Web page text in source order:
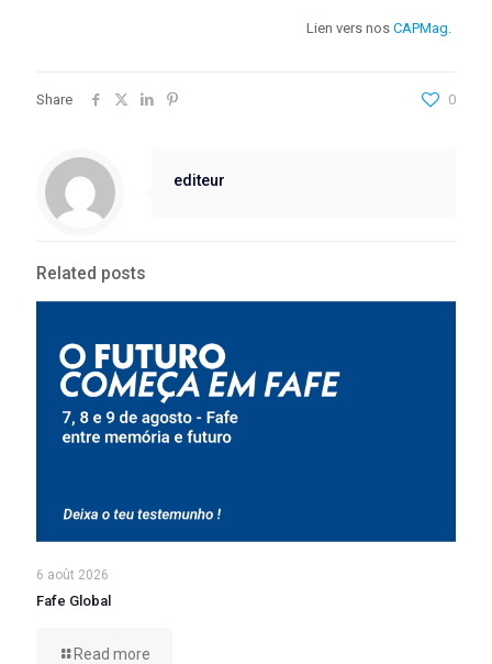
Lien vers nosCAPMag
Share 0
editeur
Related posts
6 août 2026
Fafe Global
Read more